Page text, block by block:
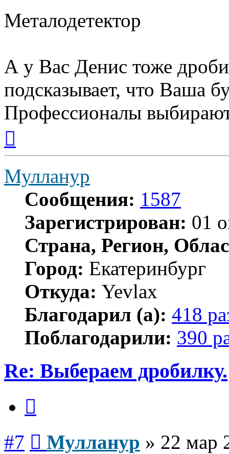
Металодетектор
А у Вас Денис тоже
подсказывает, что Ваша
Профессионалы
началу
Мулланур
Сообщения: 1587
Зарегистрирован: 01
Страна, Регион,
Город: Екатеринбург
Откуда: Yevlax
Благодарил (а): 418
Поблагодарили: 390
Re: Выбераем дробилку.
#7 Мулланур » 22 мар